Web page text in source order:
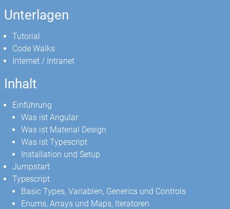
Unterlagen
Tutorial
Code Walks
Internet / Intranet
Inhalt
Einführung
Was ist Angular
Was ist Material Design
Was ist Typescript
Installation und Setup
Jumpstart
Typescript
Basic Types, Variablen, Generics und Controls
Enums, Arrays und Maps, Iteratoren